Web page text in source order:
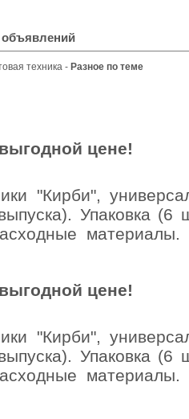
объявлений
техника - Разное по теме
цене!
"Кирби",
Упаковка (6
материалы.
цене!
"Кирби",
Упаковка (6
материалы.